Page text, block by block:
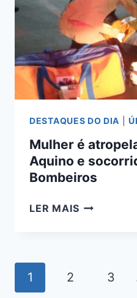
TRAIÇÃO
EM
CAMPO
GRANDE
DESTAQUES DO DIA |
Mulher é
Aquino e
Bombeiros
LER MAISMULHER
Navegação
1 2 3